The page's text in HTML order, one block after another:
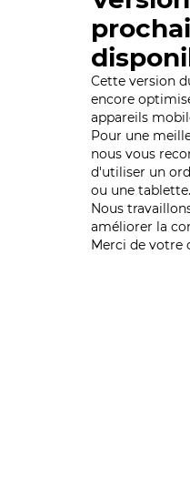
Cette version
encore
appareils
Pour une
nous vous
d'utiliser un
ou une tablette.
Nous
améliorer la
Merci de votre